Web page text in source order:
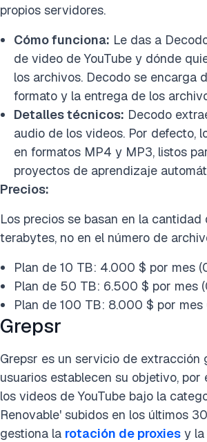
propios servidores.
Cómo funciona: Le das a
de video de YouTube y dónde
los archivos. Decodo se encarga
formato y la entrega de los
Detalles técnicos: Decodo
audio de los videos. Por defecto,
en formatos MP4 y MP3, listos
proyectos de aprendizaje
Precios:
Los precios se basan en la cantidad
terabytes, no en el número de
Plan de 10 TB: 4.000 $ por mes
Plan de 50 TB: 6.500 $ por mes
Plan de 100 TB: 8.000 $ por
Grepsr
Grepsr es un servicio de extracción
usuarios establecen su objetivo, por
los videos de YouTube bajo la
Renovable' subidos en los últimos
gestiona la rotación de proxies y